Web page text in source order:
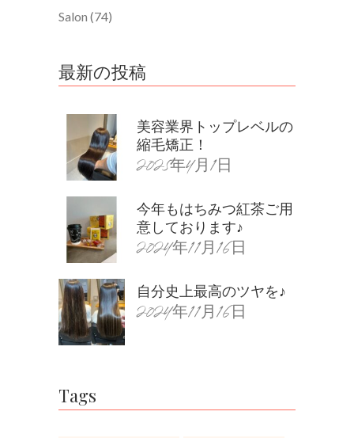
Salon (74)
最新の投稿
美容業界トップレベルの
縮毛矯正！
2025年4月1日
今年もはちみつ紅茶ご用
意しております♪
2024年11月16日
自分史上最高のツヤを♪
2024年11月16日
Tags